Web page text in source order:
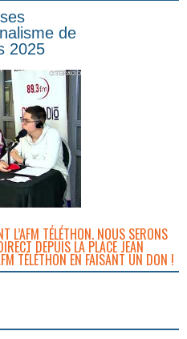
de
2025
L’AFM TÉLÉTHON. NOUS SERONS
DEPUIS LA PLACE JEAN
TÉLÉTHON EN FAISANT UN DON !